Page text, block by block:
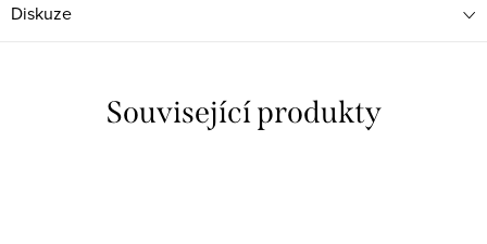
Diskuze
Související produkty